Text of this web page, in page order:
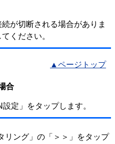
が切断される場合がありま
ください。
▲ページトップ
合
定」をタップします。
リング」の「＞＞」をタップ